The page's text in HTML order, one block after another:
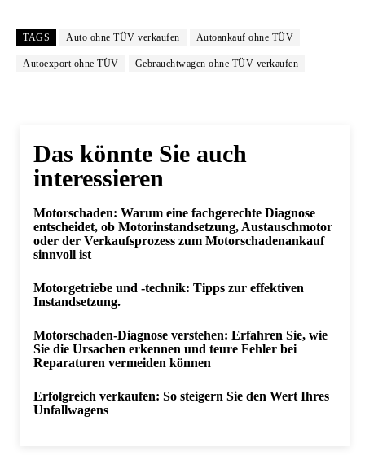
TAGS Auto ohne TÜV verkaufen Autoankauf ohne TÜV
Autoexport ohne TÜV Gebrauchtwagen ohne TÜV verkaufen
Das könnte Sie auch
interessieren
Motorschaden: Warum eine fachgerechte Diagnose
entscheidet, ob Motorinstandsetzung, Austauschmotor
oder der Verkaufsprozess zum Motorschadenankauf
sinnvoll ist
Motorgetriebe und -technik: Tipps zur effektiven
Instandsetzung.
Motorschaden-Diagnose verstehen: Erfahren Sie, wie
Sie die Ursachen erkennen und teure Fehler bei
Reparaturen vermeiden können
Erfolgreich verkaufen: So steigern Sie den Wert Ihres
Unfallwagens